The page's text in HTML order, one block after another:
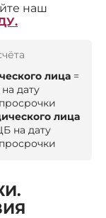
наш
лица =
дату
лица
на дату